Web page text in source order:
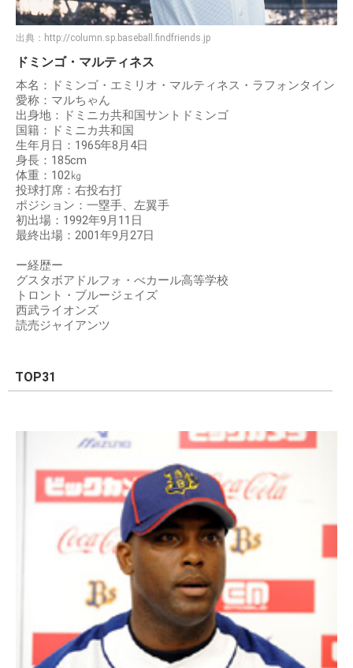
出典： http://column.sp.baseball.findfriends.jp
ドミンゴ・マルティネス
本名：ドミンゴ・エミリオ・マルティネス・ラフォンタイン
愛称：マルちゃん
出身地：ドミニカ共和国サントドミンゴ
国籍：ドミニカ共和国
生年月日：1965年8月4日
身長：185cm
体重：102㎏
投球打席：右投右打
ポジション：一塁手、左翼手
初出場：1992年9月11日
最終出場：2001年9月27日
ー経歴ー
グスタボアドルフォ・べカール高等学校
トロント・ブルージェイズ
西武ライオンズ
読売ジャイアンツ
TOP31